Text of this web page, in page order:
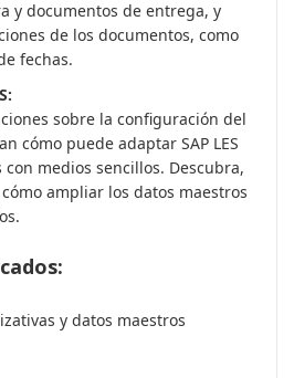
y documentos de entrega, y
de los documentos, como
fechas.
sobre la configuración del
cómo puede adaptar SAP LES
con medios sencillos. Descubra,
ampliar los datos maestros
y datos maestros